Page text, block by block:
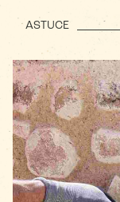
ASTUCE